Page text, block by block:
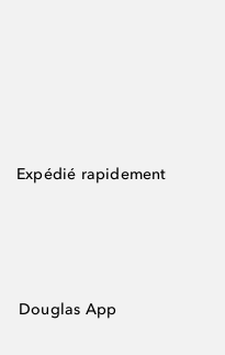
Expédié rapidement
Douglas App